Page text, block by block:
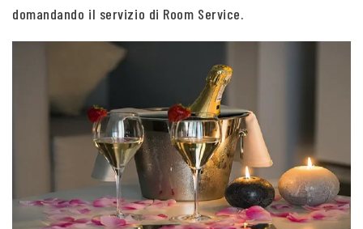
domandando il servizio di Room Service.